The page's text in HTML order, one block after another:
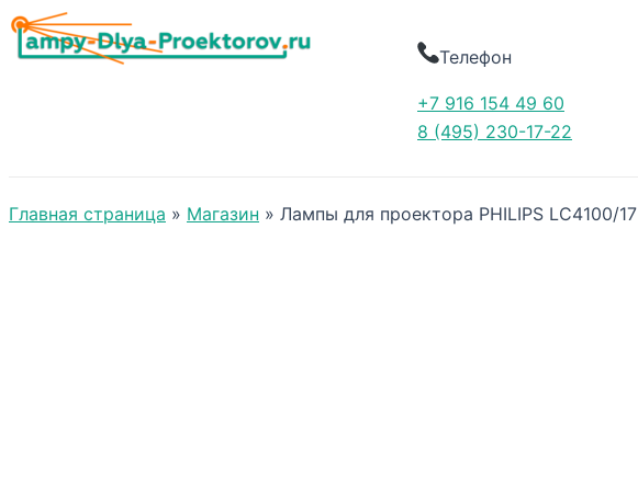
Телефон
+7 916 154 49 60
8 (495) 230-17-22
Главная страница » Магазин » Лампы для проектора PHILIPS LC4100/17